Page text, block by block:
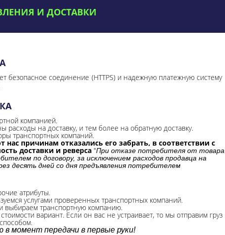
И ДОСТАВКИ
безопасное соединение (HTTPS) и надежную платежную систему
компанией.
на доставку, и тем более на обратную доставку.
транспортных компаний.
причинам отказались его забрать, в соответствии с
доставки и реверса "При отказе потребителя от товара
по договору, за исключением расходов продавца на
десять дней со дня предъявления потребителем
атрибуты.
услугами проверенных транспортных компаний.
выбираем транспортную компанию.
вариант. Если он вас не устраивает, то мы отправим груз
момент передачи в первые руки!